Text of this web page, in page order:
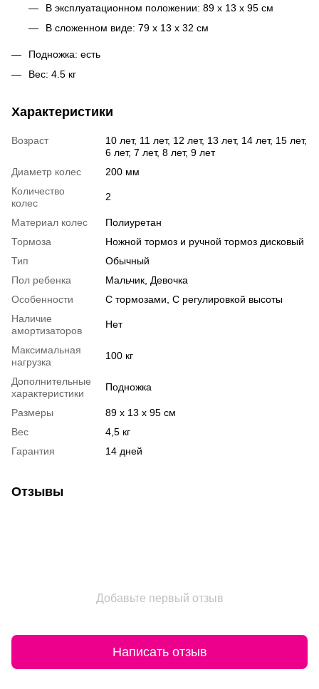
В эксплуатационном положении: 89 х 13 х 95 см
В сложенном виде: 79 х 13 х 32 см
Подножка: есть
Вес: 4.5 кг
Характеристики
Возраст
10 лет, 11 лет, 12 лет, 13 лет, 14 лет, 15 лет,
6 лет, 7 лет, 8 лет, 9 лет
Диаметр колес
200 мм
Количество
колес
2
Материал колес
Полиуретан
Тормоза
Ножной тормоз и ручной тормоз дисковый
Тип
Обычный
Пол ребенка
Мальчик, Девочка
Особенности
С тормозами, С регулировкой высоты
Наличие
амортизаторов
Нет
Максимальная
нагрузка
100 кг
Дополнительные
характеристики
Подножка
Размеры
89 х 13 х 95 см
Вес
4,5 кг
Гарантия
14 дней
Отзывы
Добавьте первый отзыв
Написать отзыв